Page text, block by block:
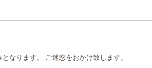
なります。 ご迷惑をおかけ致します。